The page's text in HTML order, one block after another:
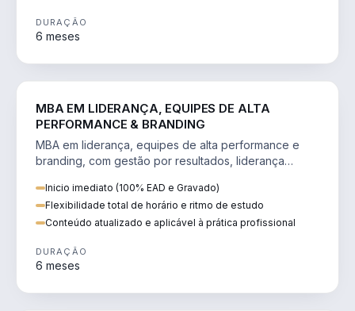
DURAÇÃO
6 meses
MBA EM LIDERANÇA, EQUIPES DE ALTA
PERFORMANCE & BRANDING
MBA em liderança, equipes de alta performance e
branding, com gestão por resultados, liderança
Inicio imediato (100% EAD e Gravado)
Flexibilidade total de horário e ritmo de estudo
Conteúdo atualizado e aplicável à prática profissional
DURAÇÃO
6 meses